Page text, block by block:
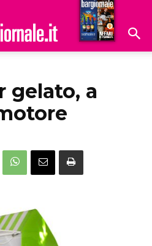
Hoteldomani
gelato, a